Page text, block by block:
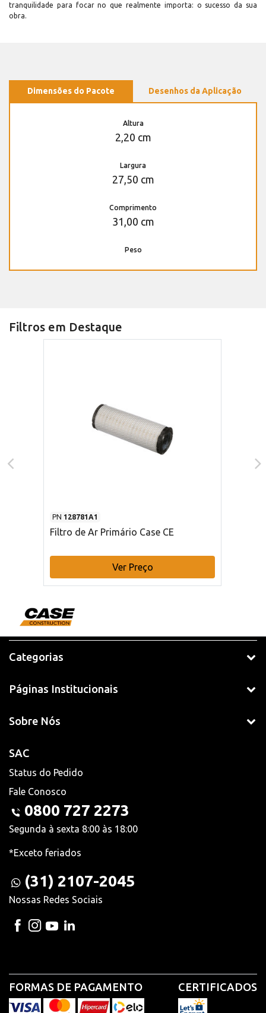
tranquilidade para focar no que realmente importa: o sucesso da sua
obra.
Dimensões do Pacote Desenhos da Aplicação
Altura
2,20 cm
Largura
27,50 cm
Comprimento
31,00 cm
Peso
Filtros em Destaque
PN 128781A1
Filtro de Ar Primário Case CE
Ver Preço
Categorias
Páginas Institucionais
Sobre Nós
SAC
Status do Pedido
Fale Conosco
0800 727 2273
Segunda à sexta 8:00 às 18:00
*Exceto feriados
(31) 2107-2045
Nossas Redes Sociais
FORMAS DE PAGAMENTO CERTIFICADOS